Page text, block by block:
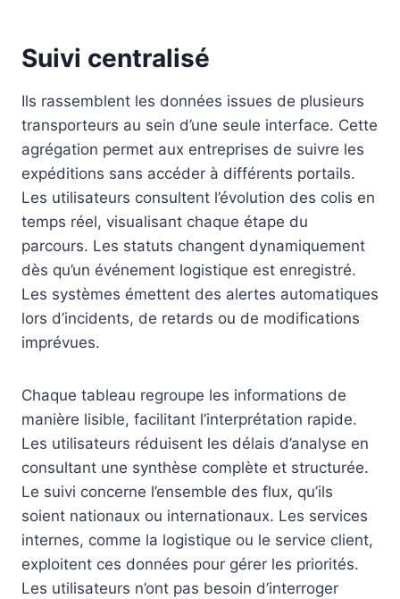
Suivi centralisé
Ils rassemblent les données issues de plusieurs
transporteurs au sein d’une seule interface. Cette
agrégation permet aux entreprises de suivre les
expéditions sans accéder à différents portails.
Les utilisateurs consultent l’évolution des colis en
temps réel, visualisant chaque étape du
parcours. Les statuts changent dynamiquement
dès qu’un événement logistique est enregistré.
Les systèmes émettent des alertes automatiques
lors d’incidents, de retards ou de modifications
imprévues.
Chaque tableau regroupe les informations de
manière lisible, facilitant l’interprétation rapide.
Les utilisateurs réduisent les délais d’analyse en
consultant une synthèse complète et structurée.
Le suivi concerne l’ensemble des flux, qu’ils
soient nationaux ou internationaux. Les services
internes, comme la logistique ou le service client,
exploitent ces données pour gérer les priorités.
Les utilisateurs n’ont pas besoin d’interroger